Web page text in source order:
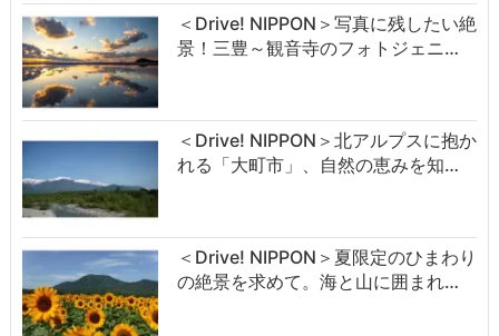
＜Drive! NIPPON＞写真に残したい絶
景！三豊～観音寺のフォトジェニ…
＜Drive! NIPPON＞北アルプスに抱か
れる「大町市」、自然の恵みを知…
＜Drive! NIPPON＞夏限定のひまわり
の絶景を求めて。海と山に囲まれ…